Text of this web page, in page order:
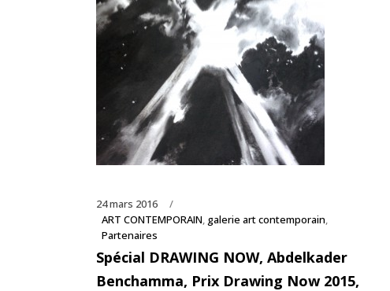
24 mars 2016
ART CONTEMPORAIN, galerie art contemporain,
Partenaires
Spécial DRAWING NOW, Abdelkader
Benchamma, Prix Drawing Now 2015,